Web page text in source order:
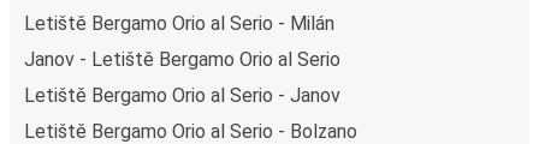
Letiště Bergamo Orio al Serio - Milán
Janov - Letiště Bergamo Orio al Serio
Letiště Bergamo Orio al Serio - Janov
Letiště Bergamo Orio al Serio - Bolzano